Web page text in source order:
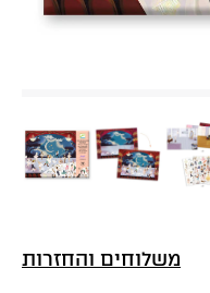
משלוחים והחזרות